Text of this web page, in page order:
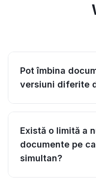
Pot îmbina
versiuni diferite
Există o limită a
documente pe
simultan?